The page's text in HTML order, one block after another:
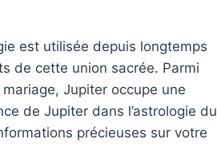
est utilisée depuis longtemps
de cette union sacrée. Parmi
Jupiter occupe une
de Jupiter dans l’astrologie du
précieuses sur votre